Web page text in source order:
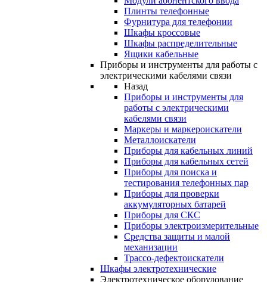
Плинты телефонные
Фурнитура для телефонии
Шкафы кроссовые
Шкафы распределительные
Ящики кабельные
Приборы и инструменты для работы с
электрическими кабелями связи
Назад
Приборы и инструменты для
работы с электрическими
кабелями связи
Маркеры и маркероискатели
Металлоискатели
Приборы для кабельных линий
Приборы для кабельных сетей
Приборы для поиска и
тестирования телефонных пар
Приборы для проверки
аккумуляторных батарей
Приборы для СКС
Приборы электроизмерительные
Средства защиты и малой
механизации
Трассо-дефектоискатели
Шкафы электротехнические
Электротехническое оборудование